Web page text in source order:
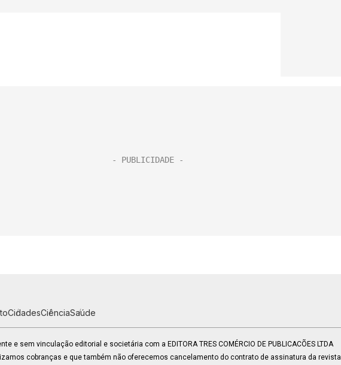
CidadesCiênciaSaúde
e sem vinculação editorial e societária com a EDITORA TRES COMÉRCIO DE PUBLICACÕES LTDA
cobranças e que também não oferecemos cancelamento do contrato de assinatura da revista